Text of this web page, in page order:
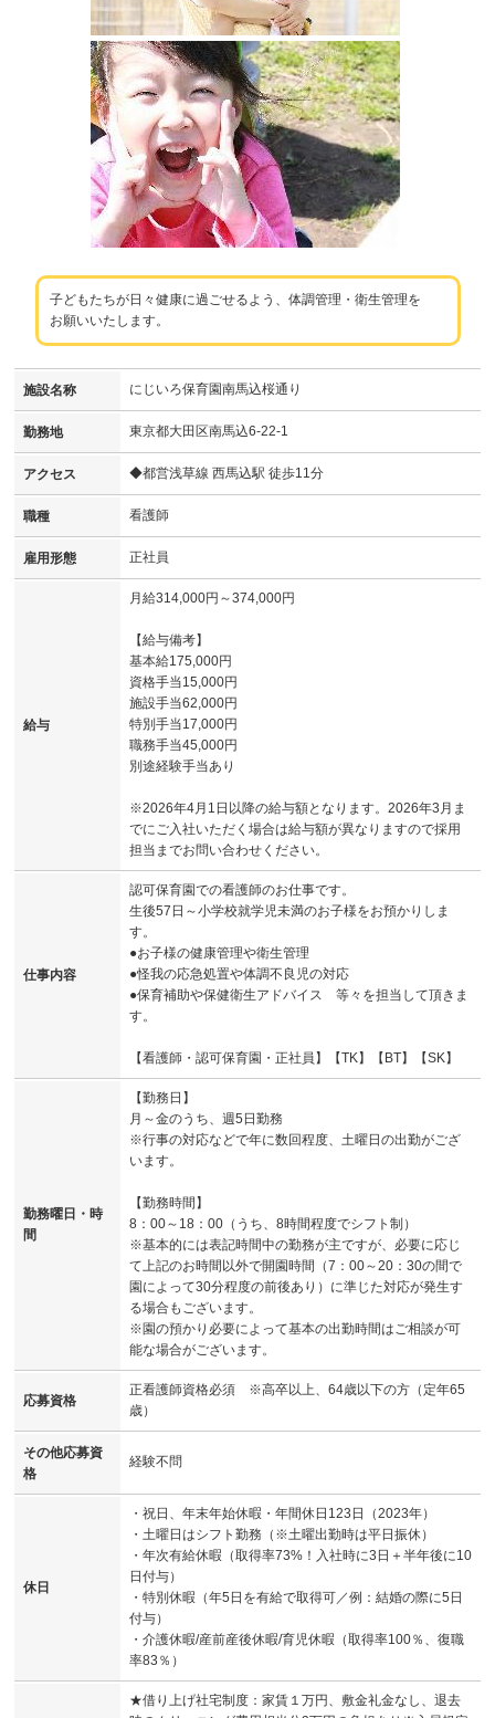
子どもたちが日々健康に過ごせるよう、体調管理・衛生管理を
お願いいたします。
施設名称 にじいろ保育園南馬込桜通り
勤務地 東京都大田区南馬込6-22-1
アクセス ◆都営浅草線 西馬込駅 徒歩11分
職種 看護師
雇用形態 正社員
給与
月給314,000円～374,000円
【給与備考】
基本給175,000円
資格手当15,000円
施設手当62,000円
特別手当17,000円
職務手当45,000円
別途経験手当あり
※2026年4月1日以降の給与額となります。2026年3月ま
でにご入社いただく場合は給与額が異なりますので採用
担当までお問い合わせください。
仕事内容
認可保育園での看護師のお仕事です。
生後57日～小学校就学児未満のお子様をお預かりしま
す。
●お子様の健康管理や衛生管理
●怪我の応急処置や体調不良児の対応
●保育補助や保健衛生アドバイス 等々を担当して頂きま
す。
【看護師・認可保育園・正社員】【TK】【BT】【SK】
勤務曜日・時
間
【勤務日】
月～金のうち、週5日勤務
※行事の対応などで年に数回程度、土曜日の出勤がござ
います。
【勤務時間】
8：00～18：00（うち、8時間程度でシフト制）
※基本的には表記時間中の勤務が主ですが、必要に応じ
て上記のお時間以外で開園時間（7：00～20：30の間で
園によって30分程度の前後あり）に準じた対応が発生す
る場合もございます。
※園の預かり必要によって基本の出勤時間はご相談が可
能な場合がございます。
応募資格
正看護師資格必須 ※高卒以上、64歳以下の方（定年65
歳）
その他応募資
格
経験不問
休日
・祝日、年末年始休暇・年間休日123日（2023年）
・土曜日はシフト勤務（※土曜出勤時は平日振休）
・年次有給休暇（取得率73%！入社時に3日＋半年後に10
日付与）
・特別休暇（年5日を有給で取得可／例：結婚の際に5日
付与）
・介護休暇/産前産後休暇/育児休暇（取得率100％、復職
率83％）
★借り上げ社宅制度：家賃１万円、敷金礼金なし、退去